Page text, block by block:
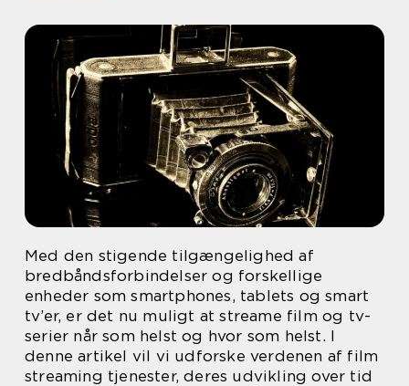
Med den stigende tilgængelighed af
bredbåndsforbindelser og forskellige
enheder som smartphones, tablets og smart
tv’er, er det nu muligt at streame film og tv-
serier når som helst og hvor som helst. I
denne artikel vil vi udforske verdenen af film
streaming tjenester, deres udvikling over tid